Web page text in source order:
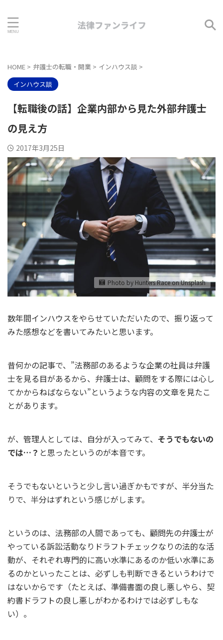
HOME > 弁護士の転職・開業 > インハウス談 >
インハウス談
【転職後の話】企業内部から見た外部弁護士
の見え方
2017年3月25日
Photo by Hunters Race on Unsplash
数年間インハウスをやらせていただいたので、振り返って
みた感想などを書いてみたいと思います。
昔何かの記事で、”法務部のあるような企業の社員は弁護
士を見る目があるから、弁護士は、顧問をする際には心し
てかからねばならない”というような内容の文章を見たこ
とがあります。
が、管理人としては、自分が入ってみて、 そうでもないの
では…？ と思ったというのが本音です。
そうでもないというと少し言い過ぎかもですが、半分当た
りで、半分はずれという感じがします。
というのは、法務部の人間であっても、顧問先の弁護士が
やっている訴訟活動なりドラフトチェックなりの法的な活
動が、それぞれ専門的に高い水準にあるのか低い水準にあ
るのかといったことは、必ずしも判断できるというわけで
はないからです（たとえば、準備書面の良し悪しやら、契
約書ドラフトの良し悪しがわかるわけでは必ずしもな
い）。